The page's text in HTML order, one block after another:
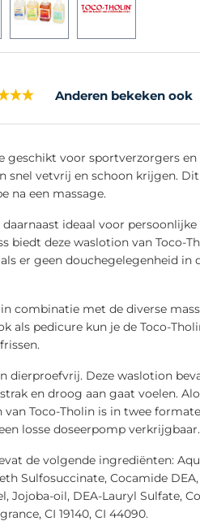
Anderen bekeken ook
geschikt voor sportverzorgers
snel vetvrij en schoon krijgen.
na een massage.
ideaal voor
biedt deze waslotion van Toco-
er geen douchegelegenheid
combinatie met de diverse
als pedicure kun je de Toco-
dierproefvrij. Deze waslotion
en droog aan gaat voelen.
Toco-Tholin is in twee
losse doseerpomp verkrijgbaar.
de volgende ingrediënten:
Sulfosuccinate, Cocamide
Jojoba-oil, DEA-Lauryl Sulfate,
CI 19140, CI 44090.